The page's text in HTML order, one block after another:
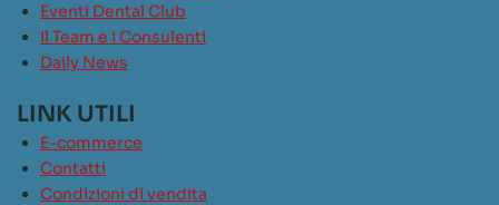
Eventi Dental Club
Il Team e i Consulenti
Daily News
LINK UTILI
E-commerce
Contatti
Condizioni di vendita